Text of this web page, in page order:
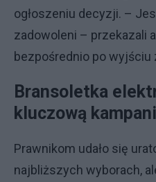
ogłoszeniu decyzji. –
zadowoleni – przekazali
bezpośrednio po wyjściu
Bransoletka
kluczową
Prawnikom udało się
najbliższych wyborach,